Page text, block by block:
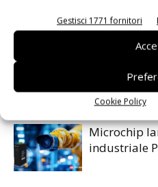
Gestisci 1771 fornitori
Cookie Policy
ARTICOLI CORRELATI ALTRO DALL'AUTORE
MRDIMM
Microchip
industriale